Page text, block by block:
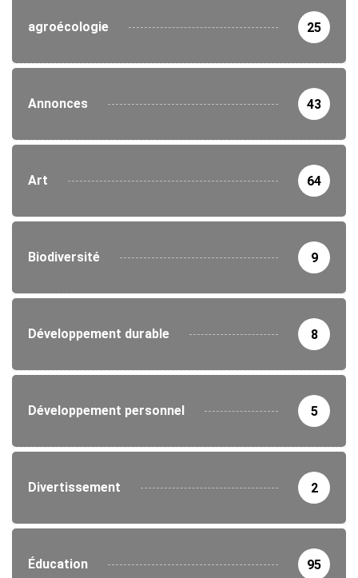
agroécologie 25
Annonces 43
Art 64
Biodiversité 9
Développement durable 8
Développement personnel 5
Divertissement 2
Éducation 95